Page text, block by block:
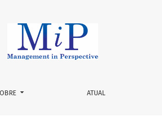
caso em um hotel fazenda
ATUAL